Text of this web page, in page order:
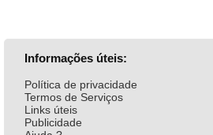
Informações úteis:
Política de privacidade
Termos de Serviços
Links úteis
Publicidade